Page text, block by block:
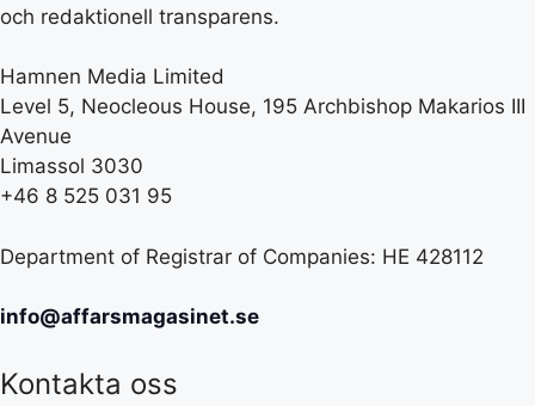
och redaktionell transparens.
Hamnen Media Limited
Level 5, Neocleous House, 195 Archbishop Makarios III
Avenue
Limassol 3030
+46 8 525 031 95
Department of Registrar of Companies: HE 428112
info@affarsmagasinet.se
Kontakta oss